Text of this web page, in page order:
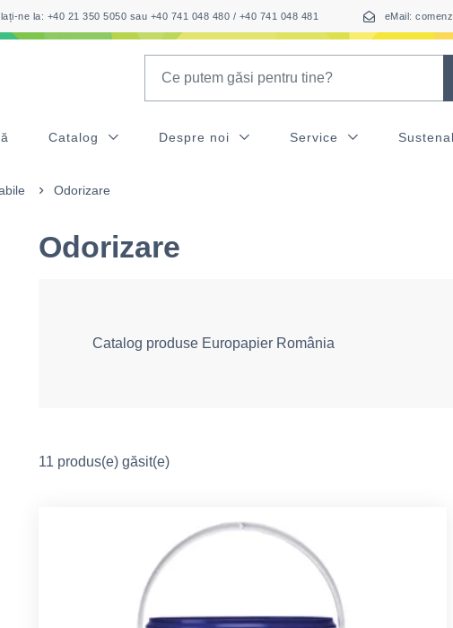
ne la: +40 21 350 5050 sau +40 741 048 480 / +40 741 048 481 eMail:
Catalog Despre noi Service
Odorizare
Odorizare
Catalog produse Europapier România
11 produs(e) găsit(e)